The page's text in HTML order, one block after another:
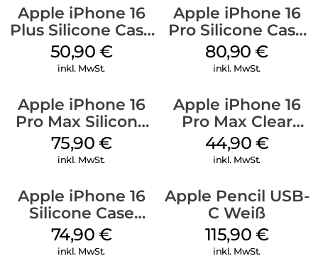
Apple iPhone 16
Plus Silicone Case
MagSafe Lake
Green
50,90 €
inkl. MwSt.
Apple iPhone 16
Pro Silicone Case
MagSafe Stone
Gray
80,90€
inkl. MwSt.
Apple iPhone 16
Pro Max Silicone
Case MagSafe
Stone Gray
75,90 €
inkl. MwSt.
Apple iPhone 16
Pro Max Clear
Case MagSafe
Transparent
44,90 €
inkl. MwSt.
Apple iPhone 16
Silicone Case
MagSafe Black
74,90 €
inkl. MwSt.
Apple Pencil USB-
C Weiß
115,90 €
inkl. MwSt.